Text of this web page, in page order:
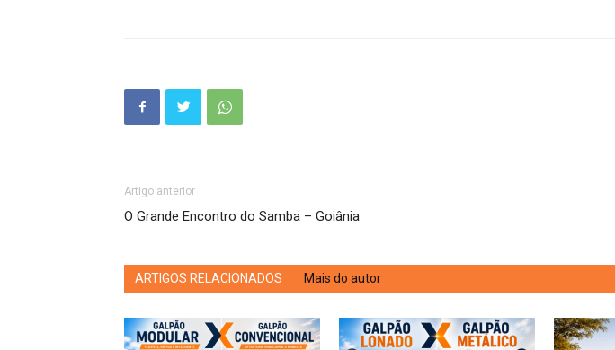
Artigo anterior
O Grande Encontro do Samba – Goiânia
ARTIGOS RELACIONADOS Mais do autor